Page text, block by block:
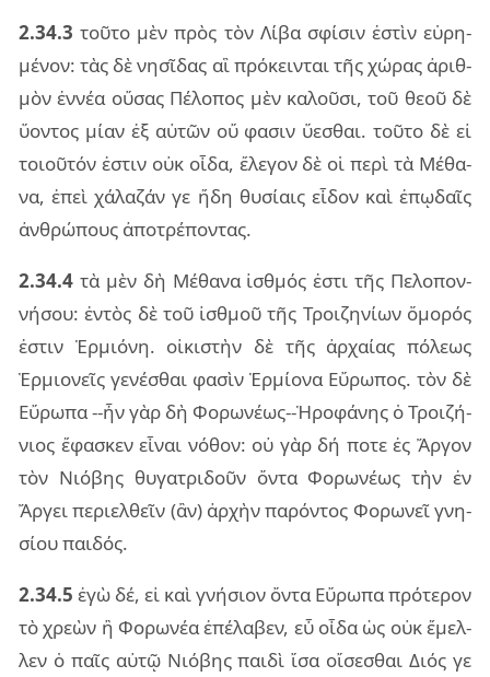
2.34.3 τοῦ­το μὲν πρὸς τὸν Λίβα σφί­σιν ἐστὶν εὑ­ρη­
μέ­νον: τὰς δὲ νη­σῖ­δας αἳ πρό­κειν­ται τῆς χώ­ρας ἀριθ­
μὸν ἐν­νέα οὔ­σας Πέλο­πος μὲν κα­λοῦ­σι, τοῦ θεοῦ δὲ
ὕον­τος μίαν ἐξ αὐ­τῶν οὔ φα­σιν ὕε­σθαι. τοῦ­το δὲ εἰ
τοιοῦ­τόν ἐστιν οὐκ οἶδα, ἔλε­γον δὲ οἱ περὶ τὰ Μέθα­
να, ἐπεὶ χά­λα­ζάν γε ἤδη θυ­σί­αις εἶ­δον καὶ ἐπῳ­δαῖς
ἀν­θρώ­πους ἀπο­τρέ­πον­τας.
2.34.4 τὰ μὲν δὴ Μέθα­να ἰσθμός ἐστι τῆς Πελο­πον­
νή­σου: ἐν­τὸς δὲ τοῦ ἰσθμοῦ τῆς Τροι­ζη­νί­ων ὅμο­ρός
ἐστιν Ἑρμιό­νη. οἰ­κι­στὴν δὲ τῆς ἀρ­χαί­ας πό­λε­ως
Ἑρμιο­νεῖς γε­νέ­σθαι φα­σὶν Ἑρμί­ο­να Εὔρω­πος. τὸν δὲ
Εὔρω­πα --ἦν γὰρ δὴ Φορω­νέ­ως--Ἡρο­φά­νης ὁ Τροι­ζή­
νιος ἔφα­σκεν εἶ­ναι νό­θον: οὐ γὰρ δή ποτε ἐς Ἄργον
τὸν Νιό­βης θυ­γα­τρι­δοῦν ὄντα Φορω­νέ­ως τὴν ἐν
Ἄργει πε­ριελ­θεῖν (ἂν) ἀρ­χὴν πα­ρόν­τος Φορω­νεῖ γνη­
σί­ου παι­δός.
2.34.5 ἐγὼ δέ, εἰ καὶ γνή­σιον ὄντα Εὔρω­πα πρό­τε­ρον
τὸ χρε­ὼν ἢ Φορω­νέα ἐπέ­λα­βεν, εὖ οἶδα ὡς οὐκ ἔμελ­
λεν ὁ παῖς αὐτῷ Νιό­βης παι­δὶ ἴσα οἴ­σε­σθαι Διός γε